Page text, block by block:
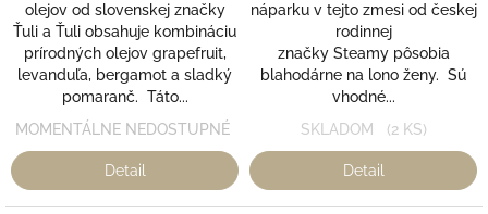
olejov od slovenskej značky
Ťuli a Ťuli obsahuje kombináciu
prírodných olejov grapefruit,
levanduľa, bergamot a sladký
pomaranč. Táto...
MOMENTÁLNE NEDOSTUPNÉ
Detail
náparku v tejto zmesi od českej
rodinnej
značky Steamy pôsobia
blahodárne na lono ženy. Sú
vhodné...
SKLADOM (2 KS)
Detail